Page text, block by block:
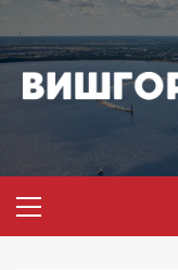
до
вмісту
меню